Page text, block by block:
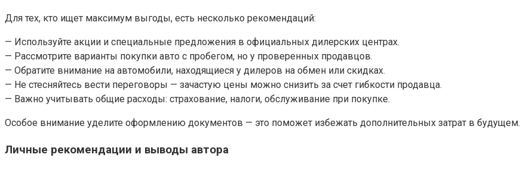
Для тех, кто ищет максимум выгоды, есть несколько рекомендаций:
— Используйте акции и специальные предложения в официальных дилерских центрах.
— Рассмотрите варианты покупки авто с пробегом, но у проверенных продавцов.
— Обратите внимание на автомобили, находящиеся у дилеров на обмен или скидках.
— Не стесняйтесь вести переговоры — зачастую цены можно снизить за счет гибкости продавца.
— Важно учитывать общие расходы: страхование, налоги, обслуживание при покупке.
Особое внимание уделите оформлению документов — это поможет избежать дополнительных затрат в будущем.
Личные рекомендации и выводы автора